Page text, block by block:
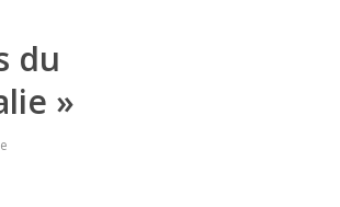
du
»